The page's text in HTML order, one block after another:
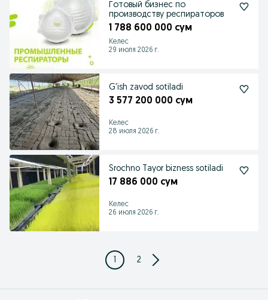
Готовый бизнес по
производству респираторов
1 788 600 000 сум
Келес
29 июля 2026 г.
G'ish zavod sotiladi
3 577 200 000 сум
Келес
28 июля 2026 г.
Srochno Tayor bizness sotiladi
17 886 000 сум
Келес
26 июля 2026 г.
1 2